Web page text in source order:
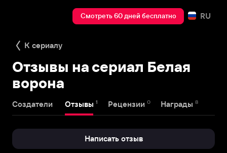
Смотреть 60 дней бесплатно RU
К сериалу
Отзывы на сериал Белая
ворона
Создатели Отзывы 1 Рецензии 0 Награды 8
Написать отзыв